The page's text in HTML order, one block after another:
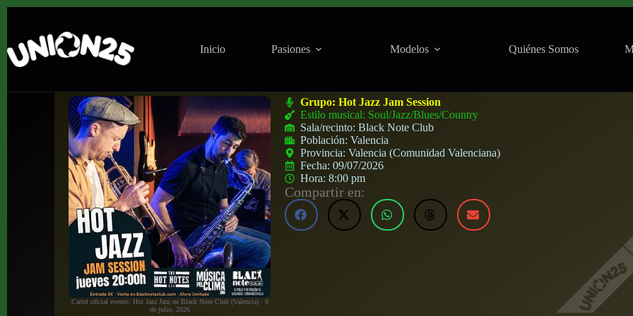
Inicio Pasiones Modelos Quiénes Somos
Cartel oficial evento: Hot Jazz Jam en Black Note Club (Valencia) · 9
de julio, 2026
Grupo:Hot Jazz Jam Session
Estilo musical: Soul/Jazz/Blues/Country
Sala/recinto:Black Note Club
Población:Valencia
Provincia:Valencia (Comunidad Valenciana)
Fecha:09/07/2026
Hora:8:00 pm
Compartir en: